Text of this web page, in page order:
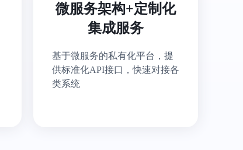
微服务架构+定制化
集成服务
基于微服务的私有化平台，提
供标准化API接口，快速对接各
类系统